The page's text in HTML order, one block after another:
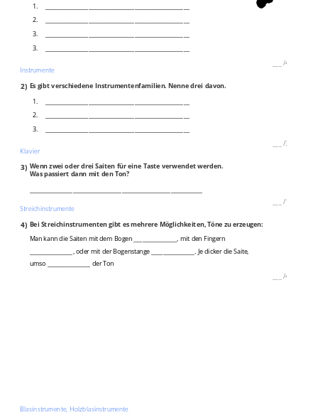
1.
2.
3.
3.
/4P
Instrumente
2) Es gibt verschiedene Instrumentenfamilien. Nenne drei davon.
1.
2.
3.
/3P
Klavier
3) Wenn zwei oder drei Saiten für eine Taste verwendet werden.
Was passiert dann mit den Ton?
/1P
Streichinstrumente
4) Bei Streichinstrumenten gibt es mehrere Möglichkeiten, Töne zu erzeugen:
Man kann die Saiten mit dem Bogen _______________, mit den Fingern
_______________, oder mit der Bogenstange _______________. Je dicker die Saite,
umso _______________ der Ton
/4P
Blasinstrumente, Holzblasinstrumente